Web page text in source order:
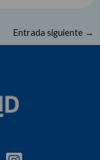
Entrada siguiente →